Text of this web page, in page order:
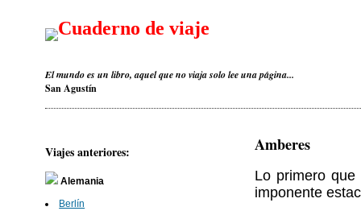
Cuaderno de viaje
El mundo es un libro, aquel que no viaja solo lee una página...
San Agustín
Viajes anteriores:
Alemania
Berlín
Amberes
Lo primero
imponente